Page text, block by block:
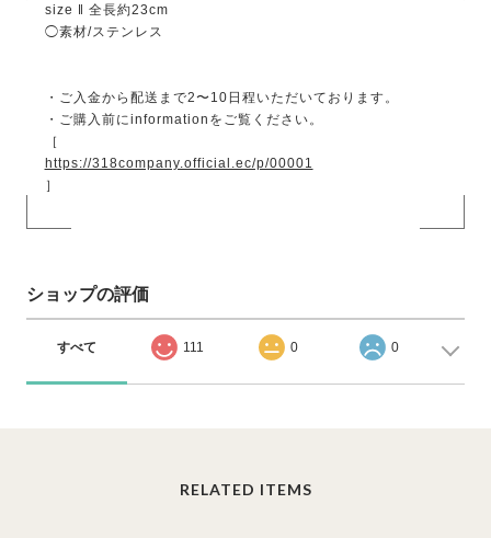
size ‖ 全長約23cm
◯素材/ステンレス
・ご入金から配送まで2〜10日程いただいております。
・ご購入前にinformationをご覧ください。
［
https://318company.official.ec/p/00001
］
ショップの評価
すべて 111 0 0
RELATED ITEMS